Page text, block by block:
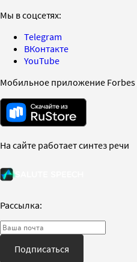
Мы в соцсетях:
Telegram
ВКонтакте
YouTube
Мобильное приложение Forbes
На сайте работает синтез речи
Рассылка:
Подписаться